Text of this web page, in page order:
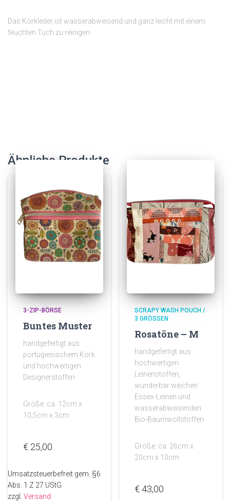
Das Korkleder ist wasserabweisend und ganz leicht mit einem
feuchten Tuch zu reinigen
Ähnliche Produkte
3-ZIP-BÖRSE
Buntes Muster
handgefertigt aus
portugiesischem Kork
und hochwertigen
Designerstoffen
Größe: ca. 12cm x
10,5cm x 3cm
€ 25,00
Umsatzsteuerbefreit gem. §6
Abs. 1 Z 27 UStG
zzgl. Versand
SCRAPY WASH POUCH /
3 GRÖSSEN
Rosatöne – M
handgefertigt aus
hochwertigen
Leinenstoffen,
wunderbar weichen
Essex-Leinen und
wasserabweisenden
Bio-Baumwollstoffen
Größe: ca. 26cm x
20cm x 10cm
€ 43,00